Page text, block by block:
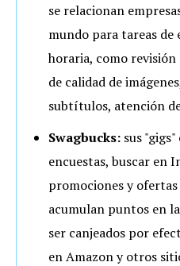
se relacionan
mundo para tareas de
horaria, como
de calidad de
subtítulos, atención
Swagbucks: sus
encuestas, buscar en
promociones y
acumulan puntos en
ser canjeados por
en Amazon y otros